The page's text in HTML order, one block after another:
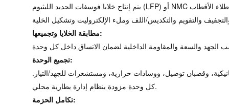
يتم إنتاج خلايا فوسفات الحديد الليثيوم (LFP) أو NMC عالية الجودة (عادة ما تكون موشورية) من خلال طلاء الأقطاب
مطابقة الخلايا وتجميعها:
تجميع الوحدة:
وقضبان توصيل، ووسادات حرارية، ومستشعرات للجهد/التيار.
كل وحدة مزودة بنظام إدارة بطارية محلي.
تكامل الحزمة: